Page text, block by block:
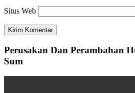
Situs Web
Perusakan Dan Perambahan
Sum